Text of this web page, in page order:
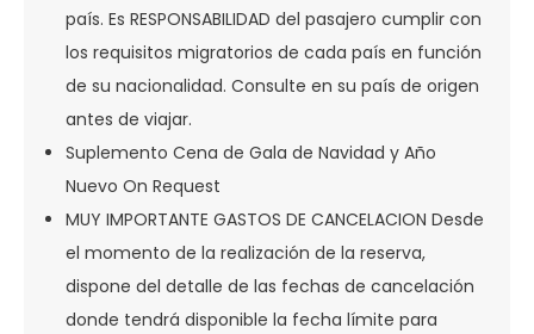
país. Es RESPONSABILIDAD del pasajero cumplir con
los requisitos migratorios de cada país en función
de su nacionalidad. Consulte en su país de origen
antes de viajar.
Suplemento Cena de Gala de Navidad y Año
Nuevo On Request
MUY IMPORTANTE GASTOS DE CANCELACION Desde
el momento de la realización de la reserva,
dispone del detalle de las fechas de cancelación
donde tendrá disponible la fecha límite para